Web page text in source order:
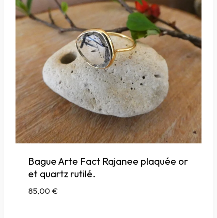
Bague Arte Fact Rajanee plaquée or
et quartz rutilé.
85,00€